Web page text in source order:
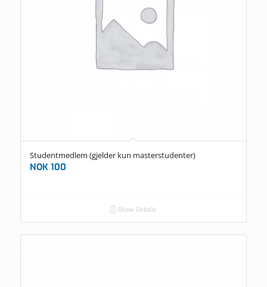
Studentmedlem (gjelder kun masterstudenter)
NOK100
Show Details